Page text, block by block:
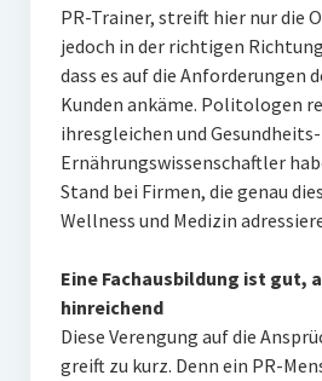
PR-Trainer, streift hier nur die
jedoch in der richtigen
dass es auf die Anforderungen
Kunden ankäme. Politologen
ihresgleichen und
Ernährungswissenschaftler
Stand bei Firmen, die genau
Wellness und Medizin
Eine Fachausbildung ist gut,
hinreichend
Diese Verengung auf die
greift zu kurz. Denn ein PR-